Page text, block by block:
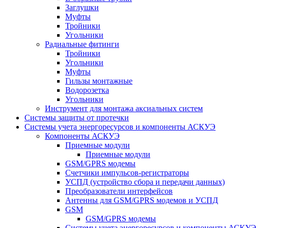
Заглушки
Муфты
Тройники
Угольники
Радиальные фитинги
Тройники
Угольники
Муфты
Гильзы монтажные
Водорозетка
Угольники
Инструмент для монтажа аксиальных систем
Системы защиты от протечки
Системы учета энергоресурсов и компоненты АСКУЭ
Компоненты АСКУЭ
Приемные модули
Приемные модули
GSM/GPRS модемы
Счетчики импульсов-регистраторы
УСПД (устройство сбора и передачи данных)
Преобразователи интерфейсов
Антенны для GSM/GPRS модемов и УСПД
GSM
GSM/GPRS модемы